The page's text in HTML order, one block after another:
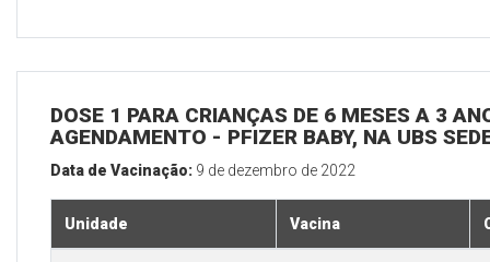
DOSE 1 PARA CRIANÇAS DE 6 MESES A 3
AGENDAMENTO - PFIZER BABY, NA UBS
Data de Vacinação: 9 de dezembro de 2022
Unidade Vacina